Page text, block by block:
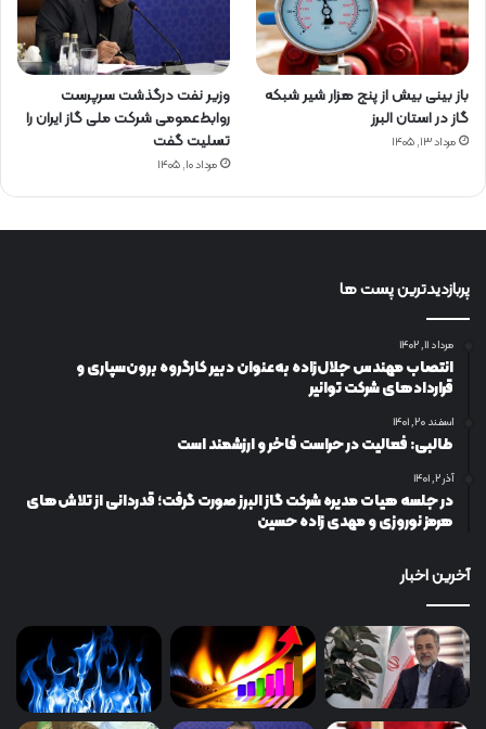
باز بینی بیش از پنج هزار شیر شبکه
گاز در استان البرز
مرداد ۱۳, ۱۴۰۵
وزیر نفت درگذشت سرپرست
روابط‌عمومی شرکت ملی گاز ایران را
تسلیت گفت
مرداد ۱۰, ۱۴۰۵
پربازدیدترین پست ها
مرداد ۱۱, ۱۴۰۲
انتصاب مهندس جلال‌زاده به‌عنوان دبیر كارگروه برون‌سپاری و
قراردادهای شركت توانیر
اسفند ۲۰, ۱۴۰۱
طالبی: فعالیت در حراست فاخر و ارزشمند است
آذر ۲, ۱۴۰۱
در جلسه هیات مدیره شرکت گاز البرز صورت گرفت؛ قدردانی از تلاش‌های
هرمز نوروزی و مهدی زاده حسین
آخرین اخبار